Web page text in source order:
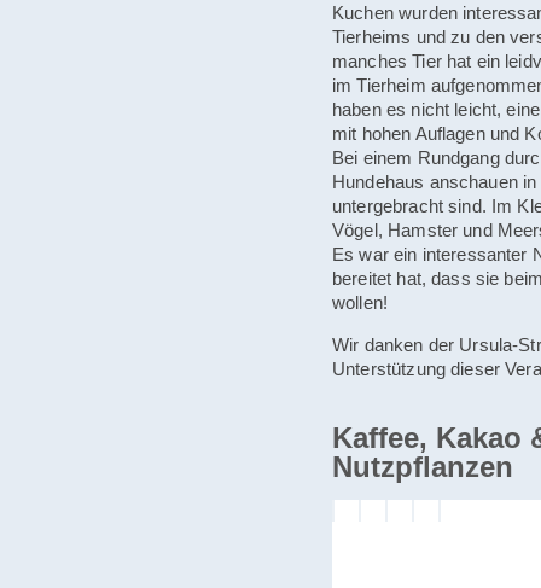
Kuchen wurden
Tierheims und zu den
manches Tier hat ein
im Tierheim
haben es nicht leicht,
mit hohen Auflagen und
Bei einem Rundgang
Hundehaus anschauen
untergebracht sind. Im
Vögel, Hamster und
Es war ein interessanter
bereitet hat, dass sie
wollen!
Wir danken der Ursula-
Unterstützung dieser
Kaffee, Kakao
Nutzpflanzen